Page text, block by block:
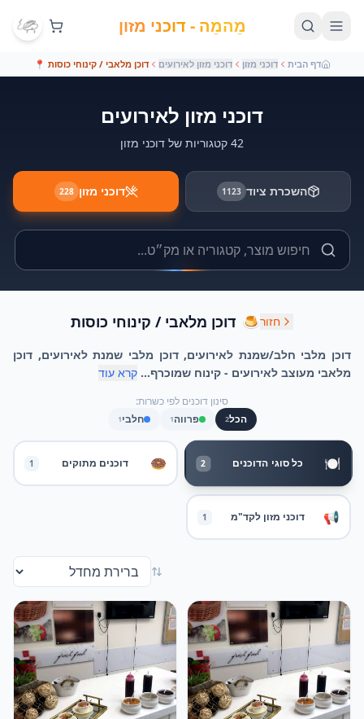
מֵהמֵה - דוכני מזון
דף הבית דוכני מזון דוכני מזון לאירועים דוכן מלאבי / קינוחי כוסות 📍
דוכני מזון לאירועים
42 קטגוריות של דוכני מזון
השכרת ציוד 1123 דוכני מזון 228
חזור🍮 דוכן מלאבי / קינוחי כוסות
דוכן מלבי חלב/שמנת לאירועים, דוכן מלבי שמנת לאירועים, דוכן
מלאבי מעוצב לאירועים - קינוח שמוכרף... קרא עוד
סינון דוכנים לפי כשרות:
הכל2 פרווה1 חלבי1
🍽️ כל סוגי הדוכנים 2
🍩 דוכנים מתוקים 1
📢 דוכני מזון לקד"מ 1